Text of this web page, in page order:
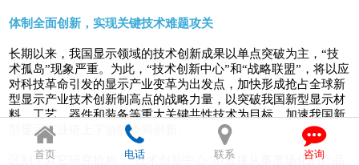
体制全面创新，实现关键技术难题攻关
长期以来，我国显示领域的技术创新成果以单点突破为主，“技
术孤岛”现象严重。为此，“技术创新中心”和“战略联盟”，将以应
对科技革命引发的显示产业变革为出发点，加快形成抢占全球新
型显示产业技术创新制高点的战略力量，以突破我国新型显示材
料、工艺、器件和装备等重大关键共性技术为目标，加速我国新
型显示产业链上下游的协同创新。
区别于其它研究机构，“技术创新中心”不直接从事市场化的产品
首页 电话 联系 咨询